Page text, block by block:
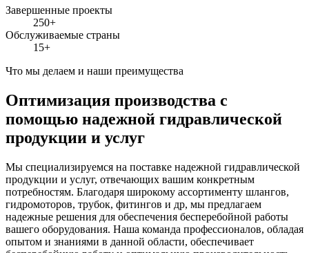
Завершенные проекты
250+
Обслуживаемые страны
15+
Что мы делаем и наши преимущества
Оптимизация производства с
помощью надежной гидравлической
продукции и услуг
Мы специализируемся на поставке надежной гидравлической
продукции и услуг, отвечающих вашим конкретным
потребностям. Благодаря широкому ассортименту шлангов,
гидромоторов, трубок, фитингов и др, мы предлагаем
надежные решения для обеспечения бесперебойной работы
вашего оборудования. Наша команда профессионалов, обладая
опытом и знаниями в данной области, обеспечивает